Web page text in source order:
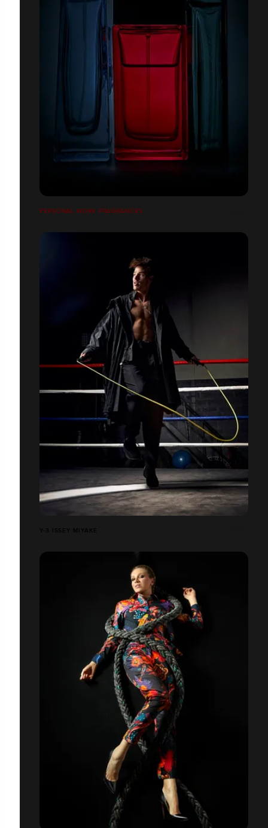
PERSONAL WORK FRAGRANCES
Y-3 ISSEY MIYAKÉ